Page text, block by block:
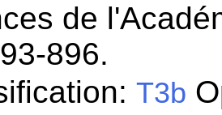
de
896.
T3b